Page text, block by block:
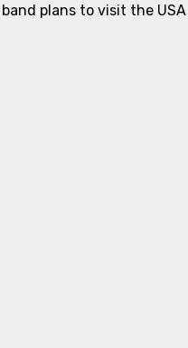
plans to visit the